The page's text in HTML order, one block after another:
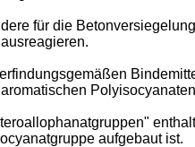
für die
aufgebaut ist.